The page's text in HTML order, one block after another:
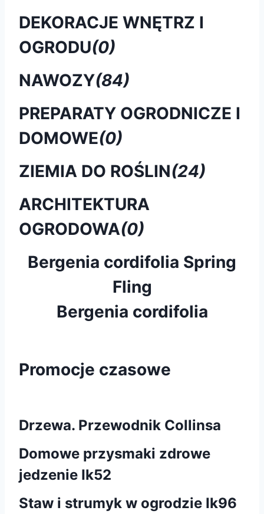
DEKORACJE WNĘTRZ I
OGRODU(0)
NAWOZY(84)
PREPARATY OGRODNICZE I
DOMOWE(0)
ZIEMIA DO ROŚLIN(24)
ARCHITEKTURA
OGRODOWA(0)
Bergenia cordifolia Spring
Fling
Bergenia cordifolia
Promocje czasowe
Drzewa. Przewodnik Collinsa
Domowe przysmaki zdrowe
jedzenie Ik52
Staw i strumyk w ogrodzie Ik96